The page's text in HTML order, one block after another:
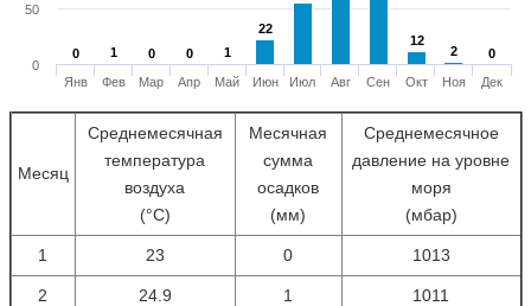
0
0 1
1 0
0 0
0 1
1
22
22
12
12
2
2 0
0
Янв
Фев Мар Апр Май Июн Июл Авг Сен Окт Ноя Дек
0
50
Месяц
Среднемесячная
температура
воздуха
(°С)
Месячная
сумма
осадков
(мм)
Среднемесячное
давление на уровне
моря
(мбар)
1 23 0 1013
2 24.9 1 1011